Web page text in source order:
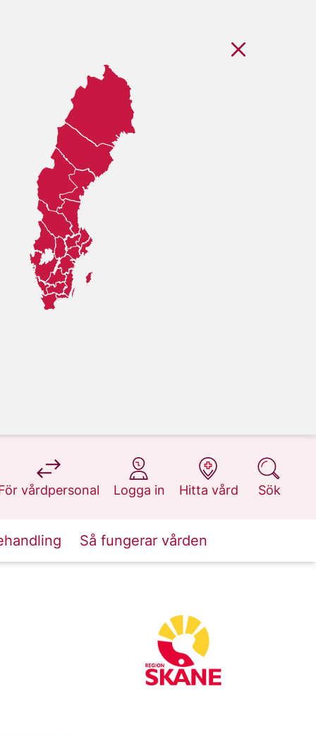
vårdpersonal
på 1177.se
Logga in
på 1177.se
Hitta vård
på 1177.se
Sök
på 1177.se
Så fungerar vården